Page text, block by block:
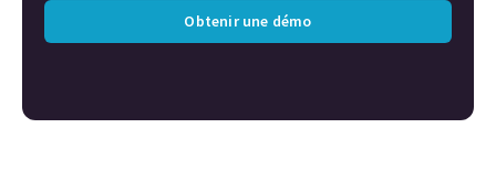
Obtenir une démo